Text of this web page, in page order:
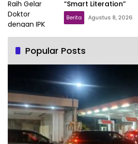
“Smart Literation”
Berita Agustus 8, 2026
Popular Posts